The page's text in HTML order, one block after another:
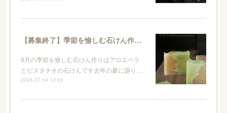
【募集終了】季節を愉しむ石けん作り / 8月 アロエベラとピスタチオの石けん
8月の季節を愉しむ石けん作りはアロエベラ
とピスタチオの石けんです去年の夏に譲り…
2024.07.04 12:43